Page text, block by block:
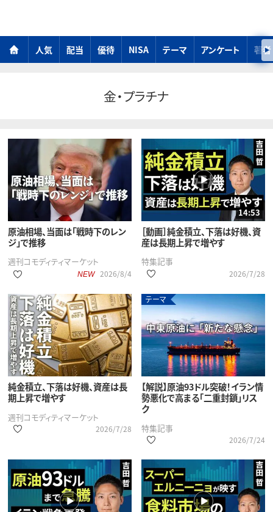
人気 配当 優待 NISA テーマ アンケート 著者
金・プラチナ
原油相場、当面は「戦時下のレン
ジ」で推移
週刊コモディティマーケット
NEW 2026/8/4
14:53
［動画］純金積立、下落は好機、資
産は長期上昇で増やす
特集記事
2026/7/28
純金積立、下落は好機、資産は長
期上昇で増やす
週刊コモディティマーケット
2026/7/28
テーマ
【解説】原油93ドル突破！イラン情
勢悪化で高まる「二重封鎖」リス
ク
特集記事
2026/7/24